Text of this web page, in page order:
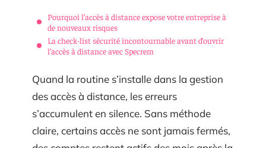
Pourquoi l’accès à distance expose votre entreprise à
de nouveaux risques
La check-list sécurité incontournable avant d’ouvrir
l’accès à distance avec Specrem
Quand la routine s’installe dans la gestion
des accès à distance, les erreurs
s’accumulent en silence. Sans méthode
claire, certains accès ne sont jamais fermés,